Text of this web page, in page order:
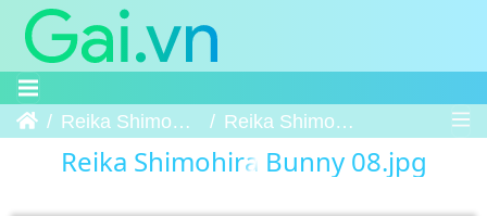
Trang chủReika Shimohira Bunny Reika Shimohira Bunny 08
Reika Shimohira Bunny 08.jpg